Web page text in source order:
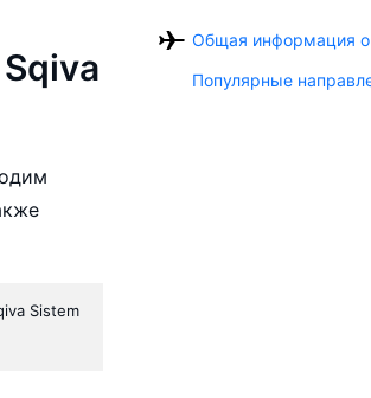
Общая информация о
Популярные